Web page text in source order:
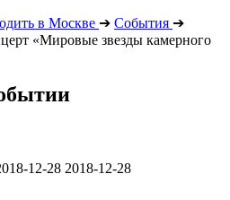
в Москве ➔ События ➔
«Мировые звезды камерного
12-28 2018-12-28